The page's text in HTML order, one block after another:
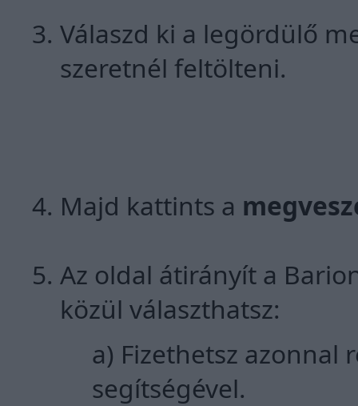
Válaszd ki a legördülő
szeretnél feltölteni.
Majd kattints a
Az oldal átirányít a
közül választhatsz:
a) Fizethetsz azonnal
segítségével.